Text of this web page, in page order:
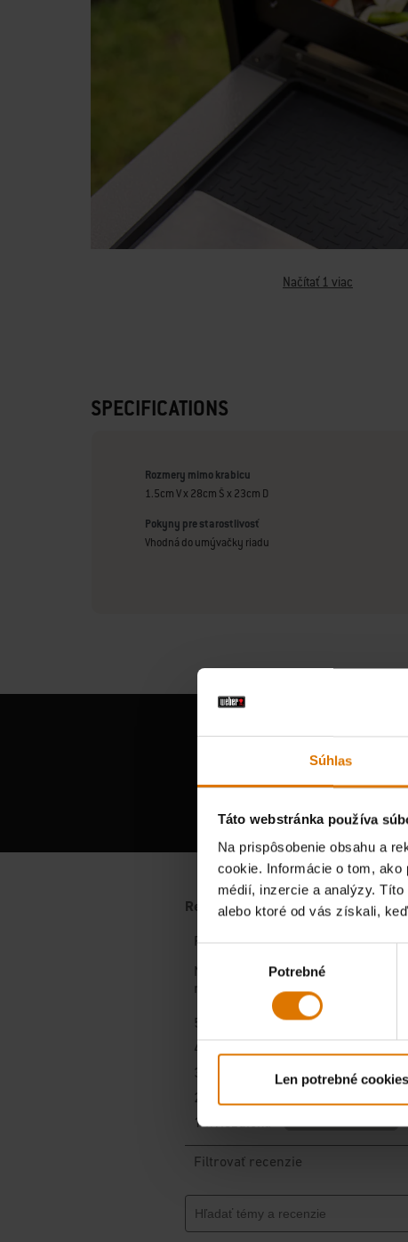
Súhlas
Táto webstránka používa
Na prispôsobenie obsahu a
cookie. Informácie o tom,
médií, inzercie a analýzy.
alebo ktoré od vás získali,
súhlasu
Potrebné
Len potrebné cookies
Načítať 1 viac
SPECIFICATIONS
Rozmery mimo krabicu
1.5cm V x 28cm Š x 23cm D
Pokyny pre starostlivosť
Vhodná do umývačky riadu